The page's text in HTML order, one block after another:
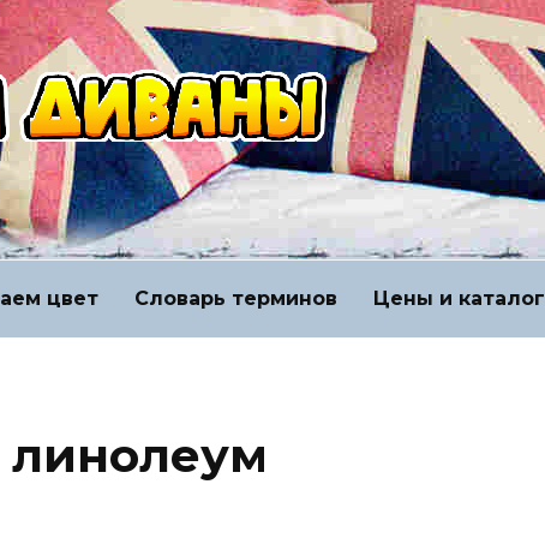
цвет Словарь терминов Цены и каталог